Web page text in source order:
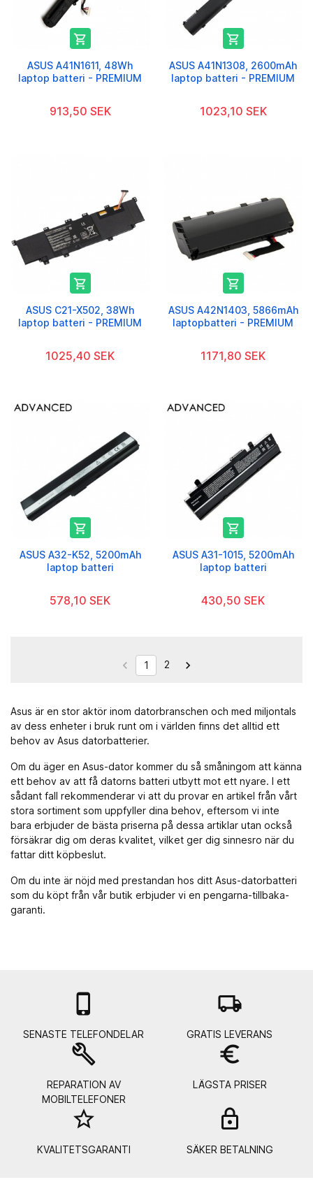

ASUS A41N1611, 48Wh
laptop batteri - PREMIUM
913,50 SEK

ASUS A41N1308, 2600mAh
laptop batteri - PREMIUM
1023,10 SEK

ASUS C21-X502, 38Wh
laptop batteri - PREMIUM
1025,40 SEK

ASUS A42N1403, 5866mAh
laptopbatteri - PREMIUM
1171,80 SEK

ASUS A32-K52, 5200mAh
laptop batteri
578,10 SEK

ASUS A31-1015, 5200mAh
laptop batteri
430,50 SEK
 1 2 
Asus är en stor aktör inom datorbranschen och med miljontals
av dess enheter i bruk runt om i världen finns det alltid ett
behov av Asus datorbatterier.
Om du äger en Asus-dator kommer du så småningom att känna
ett behov av att få datorns batteri utbytt mot ett nyare. I ett
sådant fall rekommenderar vi att du provar en artikel från vårt
stora sortiment som uppfyller dina behov, eftersom vi inte
bara erbjuder de bästa priserna på dessa artiklar utan också
försäkrar dig om deras kvalitet, vilket ger dig sinnesro när du
fattar ditt köpbeslut.
Om du inte är nöjd med prestandan hos ditt Asus-datorbatteri
som du köpt från vår butik erbjuder vi en pengarna-tillbaka-
garanti.

SENASTE TELEFONDELAR
local_shipping
GRATIS LEVERANS
build
REPARATION AV
MOBILTELEFONER
euro_symbol
LÄGSTA PRISER
star_border
KVALITETSGARANTI SÄKER BETALNING